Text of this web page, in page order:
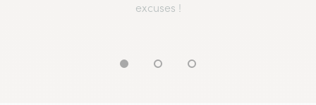
excuses !